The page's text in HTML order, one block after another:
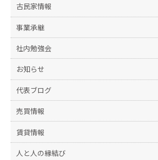
古民家情報
事業承継
社内勉強会
お知らせ
代表ブログ
売買情報
賃貸情報
人と人の縁結び